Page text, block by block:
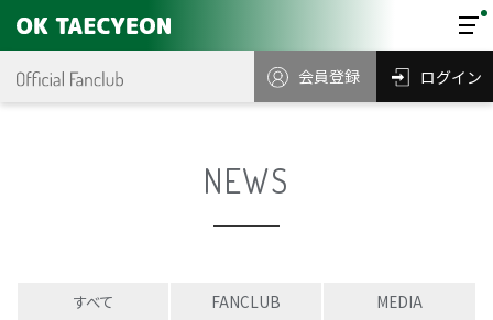
会員登録 ログイン
NEWS
すべて FANCLUB
MEDIA